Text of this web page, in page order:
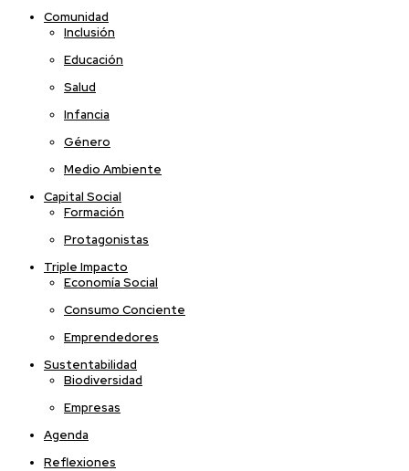
Comunidad
Inclusión
Educación
Salud
Infancia
Género
Medio Ambiente
Capital Social
Formación
Protagonistas
Triple Impacto
Economía Social
Consumo Conciente
Emprendedores
Sustentabilidad
Biodiversidad
Empresas
Agenda
Reflexiones